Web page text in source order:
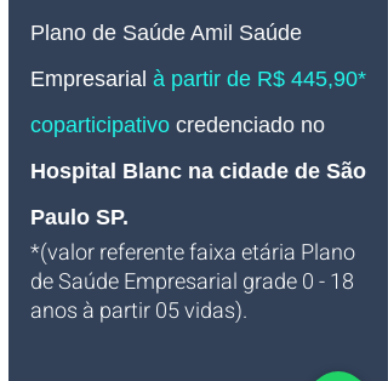
Plano de Saúde Amil Saúde
Empresarial à partir de R$ 445,90*
coparticipativo credenciado no
Hospital Blanc na cidade de São
Paulo SP.
*(valor referente faixa etária Plano
de Saúde Empresarial grade 0 - 18
anos à partir 05 vidas).